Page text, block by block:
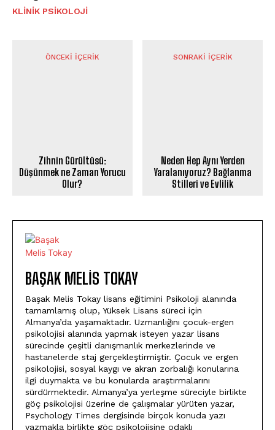
KLINIK PSIKOLOJI
ÖNCEKI İÇERIK
Zihnin Gürültüsü:
Düşünmek ne Zaman Yorucu
Olur?
SONRAKI İÇERIK
Neden Hep Aynı Yerden
Yaralanıyoruz? Bağlanma
Stilleri ve Evlilik
BAŞAK MELIS TOKAY
Başak Melis Tokay lisans eğitimini Psikoloji alanında
tamamlamış olup, Yüksek Lisans süreci için
Almanya’da yaşamaktadır. Uzmanlığını çocuk-ergen
psikolojisi alanında yapmak isteyen yazar lisans
sürecinde çeşitli danışmanlık merkezlerinde ve
hastanelerde staj gerçekleştirmiştir. Çocuk ve ergen
psikolojisi, sosyal kaygı ve akran zorbalığı konularına
ilgi duymakta ve bu konularda araştırmalarını
sürdürmektedir. Almanya’ya yerleşme süreciyle birlikte
göç psikolojisi üzerine de çalışmalar yürüten yazar,
Psychology Times dergisinde birçok konuda yazı
yazmakla birlikte göç psikolojisine odaklı